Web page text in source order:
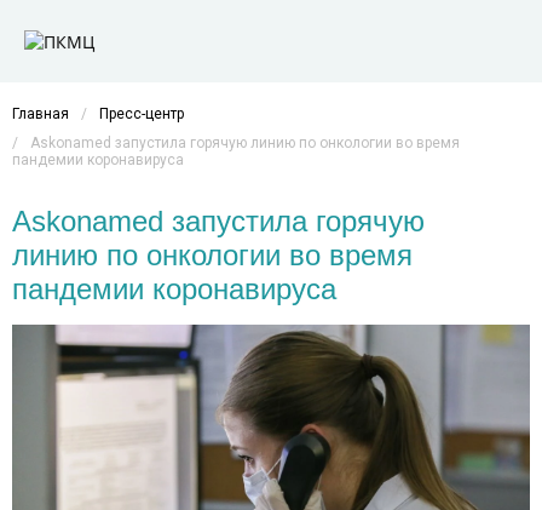
Главная /
Пресс-центр
/
Askonamed запустила горячую линию по онкологии во время
пандемии коронавируса
Askonamed запустила горячую
линию по онкологии во время
пандемии коронавируса